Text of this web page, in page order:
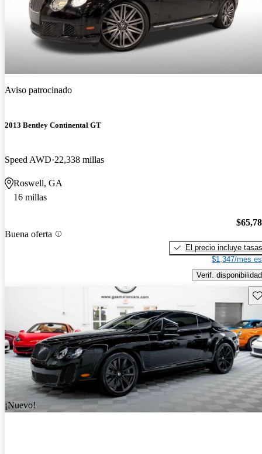
Aviso patrocinado
2013 Bentley Continental GT
Speed AWD 22,338 millas
Roswell, GA
16 millas
Buena oferta
El precio incluye tasas
$1,347/mes
Verif. disponibilidad
¡Nuevo!